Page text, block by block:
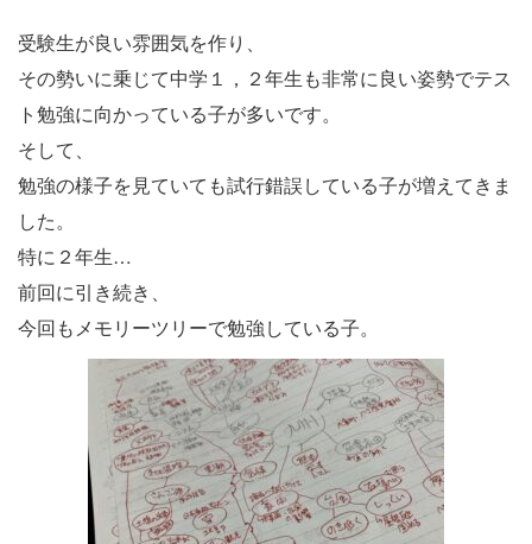
受験生が良い雰囲気を作り、
その勢いに乗じて中学１，２年生も非常に良い姿勢でテス
ト勉強に向かっている子が多いです。
そして、
勉強の様子を見ていても試行錯誤している子が増えてきま
した。
特に２年生…
前回に引き続き、
今回もメモリーツリーで勉強している子。